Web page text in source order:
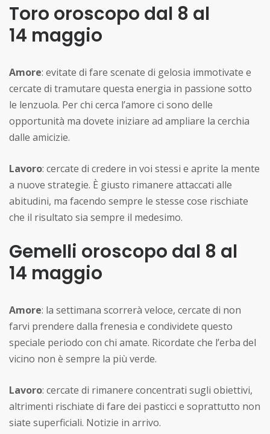
Toro oroscopo dal 8 al
14 maggio
Amore: evitate di fare scenate di gelosia immotivate e
cercate di tramutare questa energia in passione sotto
le lenzuola. Per chi cerca l’amore ci sono delle
opportunità ma dovete iniziare ad ampliare la cerchia
dalle amicizie.
Lavoro: cercate di credere in voi stessi e aprite la mente
a nuove strategie. È giusto rimanere attaccati alle
abitudini, ma facendo sempre le stesse cose rischiate
che il risultato sia sempre il medesimo.
Gemelli oroscopo dal 8 al
14 maggio
Amore: la settimana scorrerà veloce, cercate di non
farvi prendere dalla frenesia e condividete questo
speciale periodo con chi amate. Ricordate che l’erba del
vicino non è sempre la più verde.
Lavoro: cercate di rimanere concentrati sugli obiettivi,
altrimenti rischiate di fare dei pasticci e soprattutto non
siate superficiali. Notizie in arrivo.